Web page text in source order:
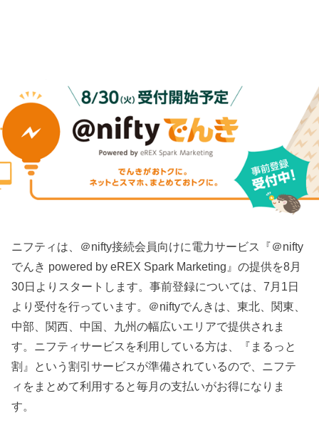
ニフティは、＠nifty接続会員向けに電力サービス『＠nifty
でんき powered by eREX Spark Marketing』の提供を8月
30日よりスタートします。事前登録については、7月1日
より受付を行っています。＠niftyでんきは、東北、関東、
中部、関西、中国、九州の幅広いエリアで提供されま
す。ニフティサービスを利用している方は、『まるっと
割』という割引サービスが準備されているので、ニフテ
ィをまとめて利用すると毎月の支払いがお得になりま
す。